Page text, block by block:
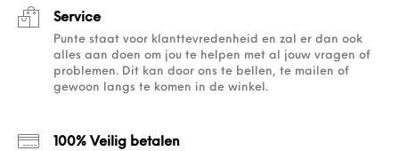
Service
Punte staat voor klanttevredenheid en zal er dan ook
alles aan doen om jou te helpen met al jouw vragen of
problemen. Dit kan door ons te bellen, te mailen of
gewoon langs te komen in de winkel.
100% Veilig betalen